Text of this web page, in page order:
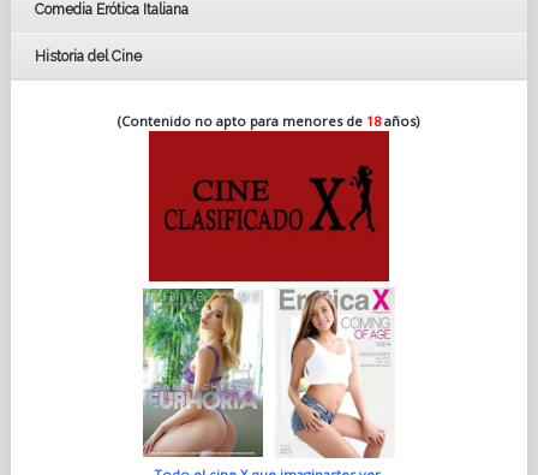
Comedia Erótica Italiana
Historia del Cine
(Contenido no apto para menores de 18años)